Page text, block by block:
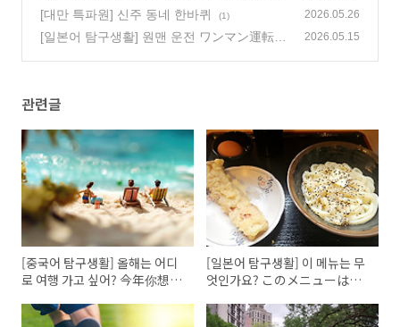
界杯快开始了!
(2)
[대만 특파원] 신주 동네 한바퀴 (1) 2026.05.26
[일본어 탐구생활] 원맨 운전 ワンマン運転 2026.05.15
관련글
[중국어 탐구생활] 올해는 어디
로 여행 가고 싶어? 今年你想去
[일본어 탐구생활] 이 메뉴는 무
엇인가요? このメニューは何